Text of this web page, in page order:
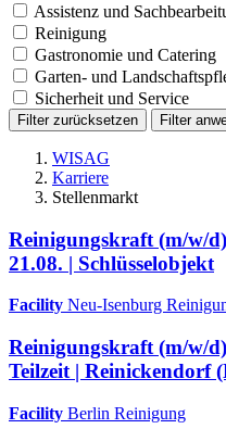
Assistenz und
Reinigung
Gastronomie und Catering
Garten- und
Sicherheit und Service
Filter zurücksetzen Filter
WISAG
Karriere
Stellenmarkt
Reinigungskraft (m/w/
21.08. | Schlüsselobjekt
Facility Neu-Isenburg
Reinigungskraft (m/w/
Teilzeit | Reinickendorf
Facility Berlin Reinigung